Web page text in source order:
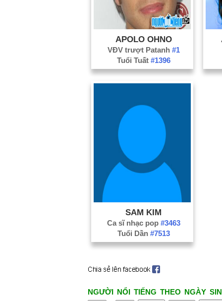
APOLO OHNO
VĐV trượt Patanh #1
Tuổi Tuất #1396
SAM KIM
Ca sĩ nhạc pop #3463
Tuổi Dần #7513
NGƯỜI NỔI TIẾNG THEO NGÀY